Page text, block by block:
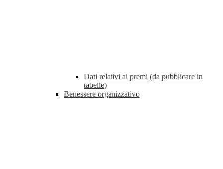
Dati relativi ai premi (da pubblicare in
tabelle)
Benessere organizzativo